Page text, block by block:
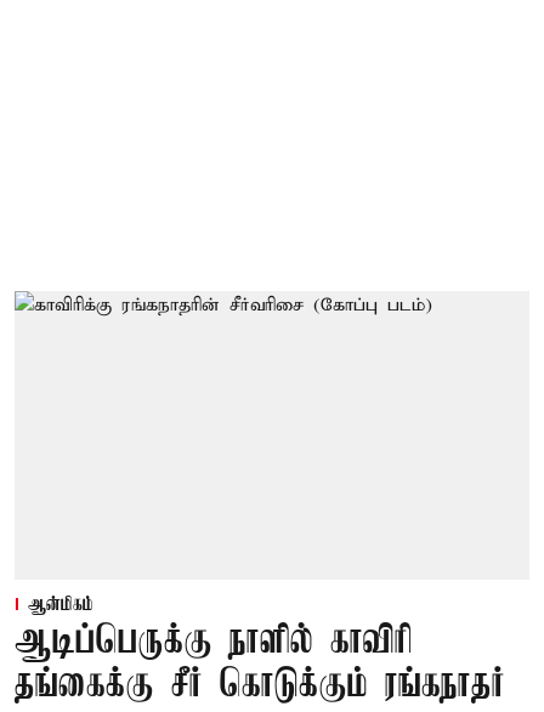
ஆன்மிகம்
ஆடிப்பெருக்கு நாளில் காவிரி
தங்கைக்கு சீர் கொடுக்கும் ரங்கநாதர்